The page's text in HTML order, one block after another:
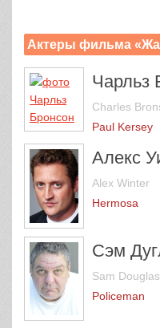
Актеры фильма
Чарльз
Charles
Paul Kersey
Алекс
Alex Winter
Hermosa
Сэм
Sam Douglas
Policeman